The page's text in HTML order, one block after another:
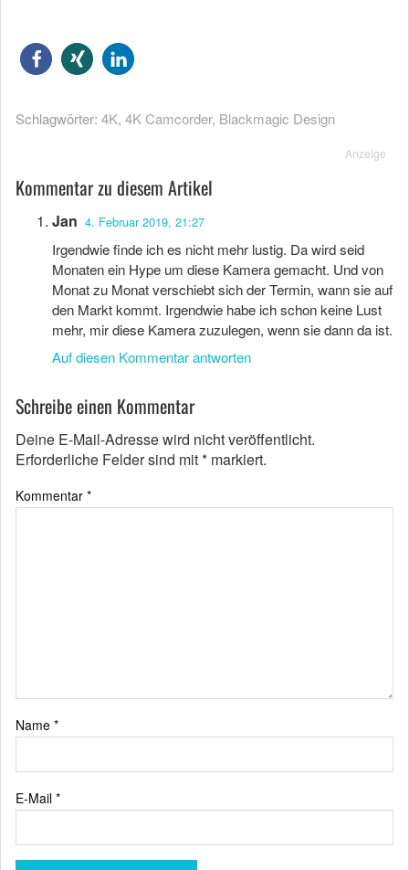
Schlagwörter: 4K, 4K Camcorder, Blackmagic Design
Anzeige
Kommentar zu diesem Artikel
Jan 4. Februar 2019, 21:27
Irgendwie finde ich es nicht mehr lustig. Da wird seid
Monaten ein Hype um diese Kamera gemacht. Und von
Monat zu Monat verschiebt sich der Termin, wann sie auf
den Markt kommt. Irgendwie habe ich schon keine Lust
mehr, mir diese Kamera zuzulegen, wenn sie dann da ist.
Auf diesen Kommentar antworten
Schreibe einen Kommentar
Deine E-Mail-Adresse wird nicht veröffentlicht.
Erforderliche Felder sind mit* markiert.
Kommentar *
Name *
E-Mail *